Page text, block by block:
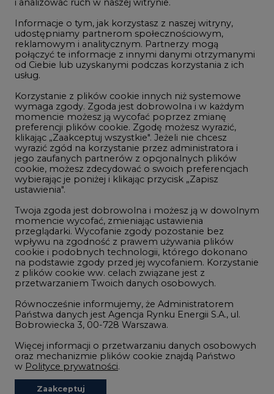
Rozmowy o energetyce
Gospodarka
Geopolityka
LTE450
Innowacje i AI
Telekomunikacja i IT
Handel emisjami CO2
Wodór
Górnictwo
Atom
Fotowoltaika
Offshore wind
Zielone samorządy
Zielona gospodarka
i analizować ruch w naszej witrynie.
Informacje o tym, jak korzystasz z naszej witryny,
udostępniamy partnerom społecznościowym,
reklamowym i analitycznym. Partnerzy mogą
połączyć te informacje z innymi danymi otrzymanymi
od Ciebie lub uzyskanymi podczas korzystania z ich
usług.
Korzystanie z plików cookie innych niż systemowe
wymaga zgody. Zgoda jest dobrowolna i w każdym
momencie możesz ją wycofać poprzez zmianę
preferencji plików cookie. Zgodę możesz wyrazić,
klikając „Zaakceptuj wszystkie". Jeżeli nie chcesz
wyrazić zgód na korzystanie przez administratora i
jego zaufanych partnerów z opcjonalnych plików
cookie, możesz zdecydować o swoich preferencjach
wybierając je poniżej i klikając przycisk „Zapisz
ustawienia".
Twoja zgoda jest dobrowolna i możesz ją w dowolnym
momencie wycofać, zmieniając ustawienia
przeglądarki. Wycofanie zgody pozostanie bez
wpływu na zgodność z prawem używania plików
cookie i podobnych technologii, którego dokonano
na podstawie zgody przed jej wycofaniem. Korzystanie
z plików cookie ww. celach związane jest z
przetwarzaniem Twoich danych osobowych.
Równocześnie informujemy, że Administratorem
Państwa danych jest Agencja Rynku Energii S.A., ul.
Bobrowiecka 3, 00-728 Warszawa.
Więcej informacji o przetwarzaniu danych osobowych
oraz mechanizmie plików cookie znajdą Państwo
w Polityce prywatności.
Zaakceptuj